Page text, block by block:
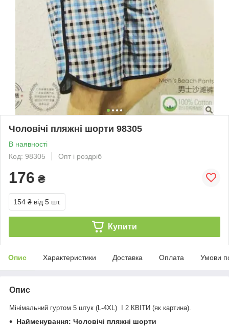
Чоловічі пляжні шорти 98305
В наявності
Код: 98305
Опт і роздріб
176 ₴
154 ₴ від 5 шт.
Купити
Опис Характеристики Доставка Оплата Умови
Опис
Мінімальний гуртом 5 штук (L-4XL) І 2 КВІТИ (як картина).
Найменування: Чоловічі пляжні шорти